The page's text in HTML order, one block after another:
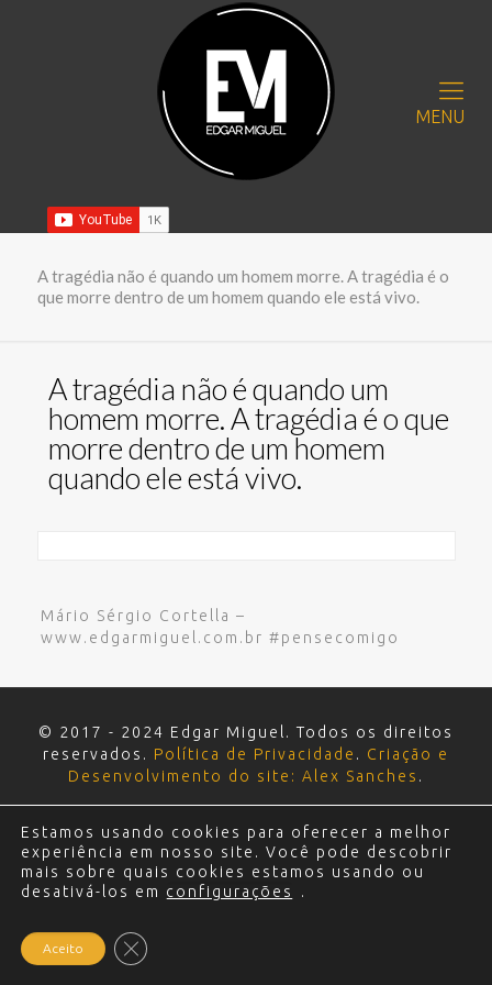
MENU
A tragédia não é quando um homem morre. A tragédia é o
que morre dentro de um homem quando ele está vivo.
A tragédia não é quando um
homem morre. A tragédia é o que
morre dentro de um homem
quando ele está vivo.
Mário Sérgio Cortella –
www.edgarmiguel.com.br #pensecomigo
© 2017 - 2024 Edgar Miguel. Todos os direitos
reservados. Política de Privacidade . Criação e
Desenvolvimento do site: Alex Sanches .
Estamos usando cookies para oferecer a melhor
experiência em nosso site. Você pode descobrir
mais sobre quais cookies estamos usando ou
desativá-los em configurações .
Aceito Close GDPR Cookie Banner